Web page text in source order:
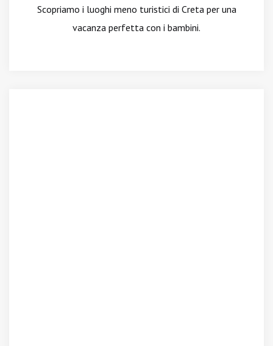
Scopriamo i luoghi meno turistici di Creta per una
vacanza perfetta con i bambini.